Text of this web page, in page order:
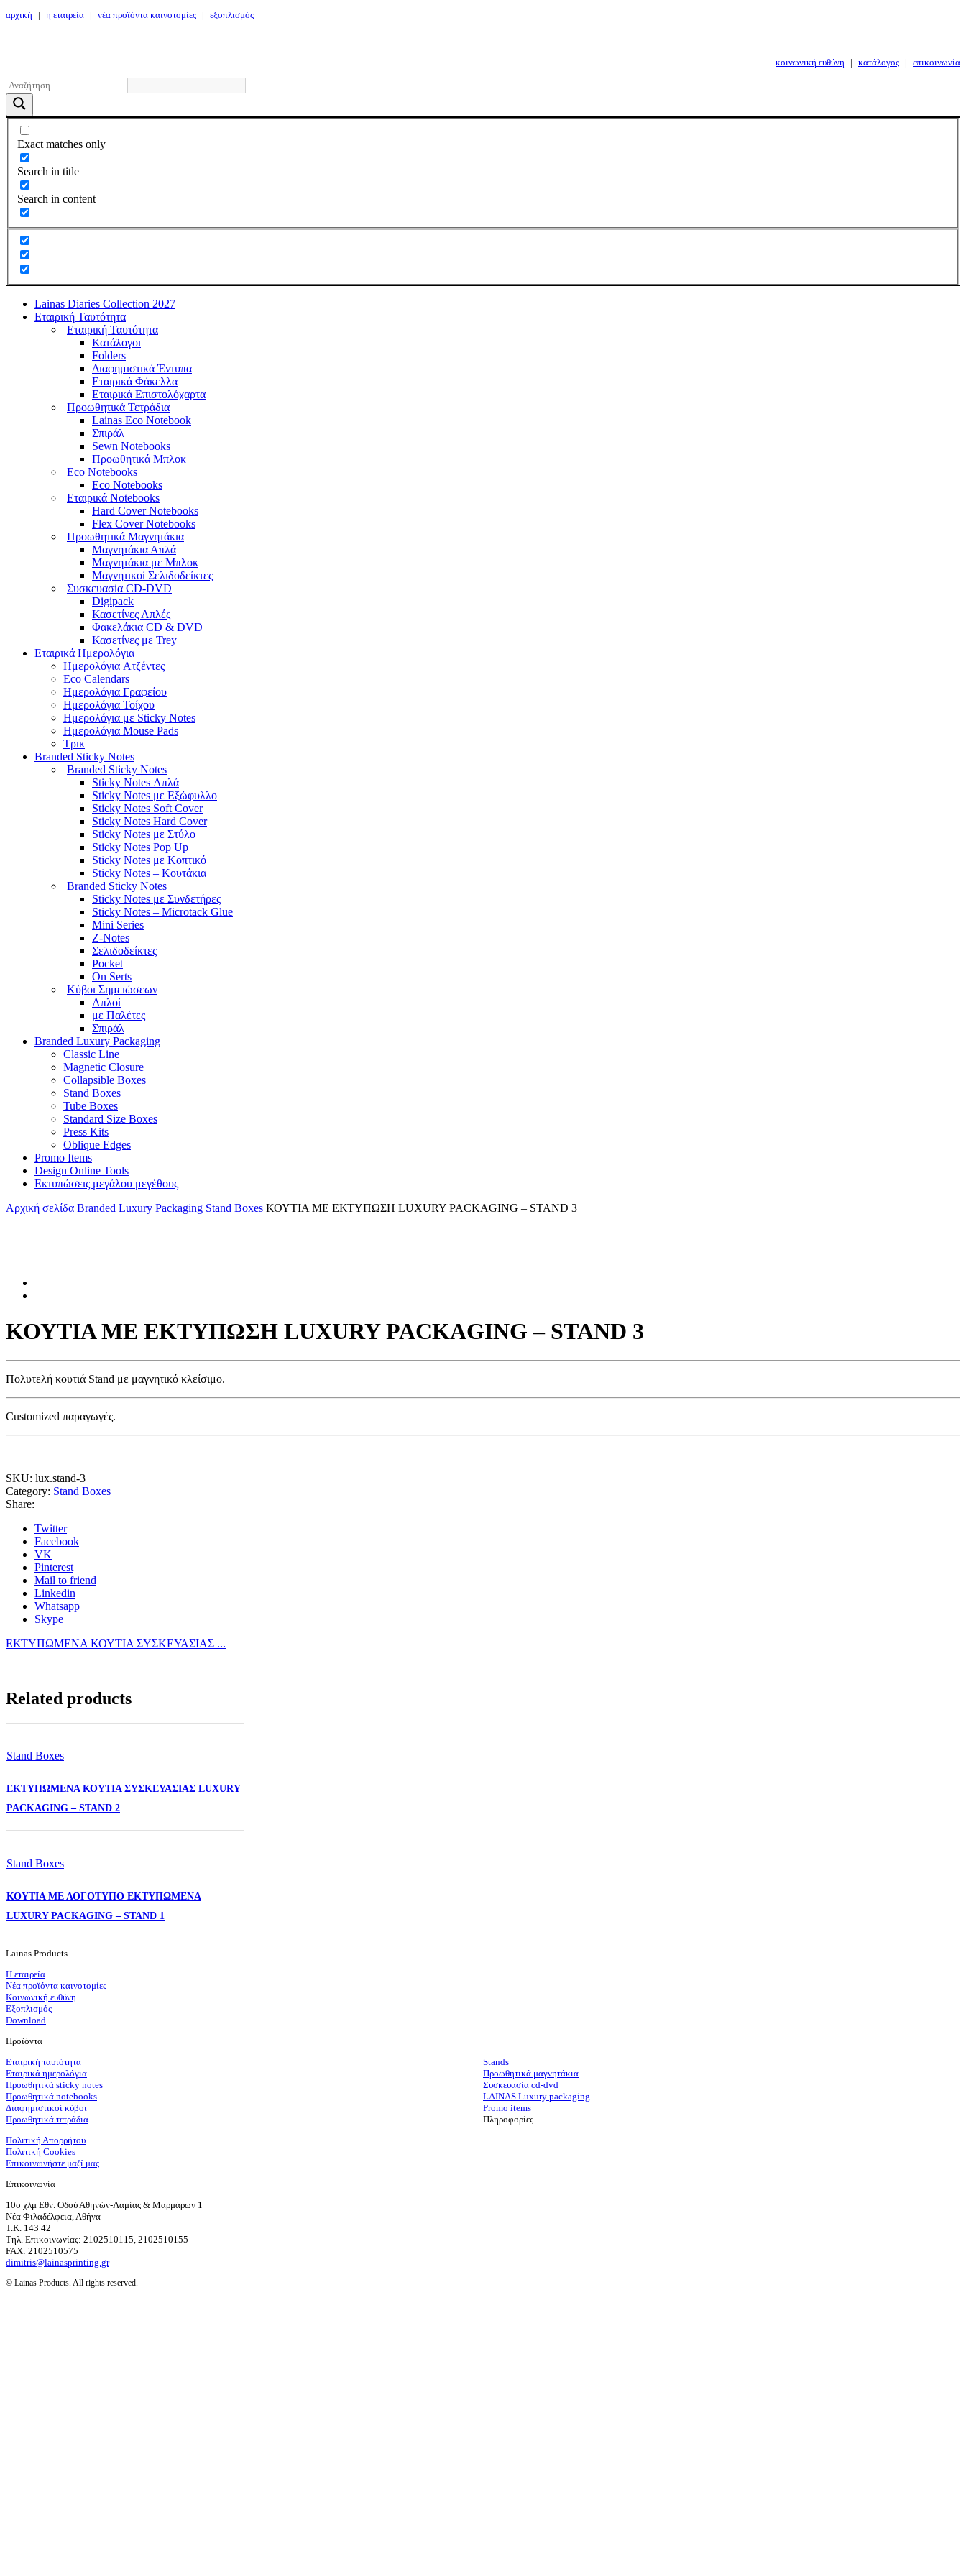
αρχική | η εταιρεία | νέα προϊόντα καινοτομίες | εξοπλισμός
κοινωνική ευθύνη | κατάλογος | επικοινωνία
Exact matches only
Search in title
Search in content
Lainas Diaries Collection 2027
Εταιρική Ταυτότητα
Εταιρική Ταυτότητα
Κατάλογοι
Folders
Διαφημιστικά Έντυπα
Εταιρικά Φάκελλα
Εταιρικά Επιστολόχαρτα
Προωθητικά Τετράδια
Lainas Eco Νotebook
Σπιράλ
Sewn Notebooks
Προωθητικά Μπλοκ
Eco Notebooks
Eco Notebooks
Εταιρικά Notebooks
Hard Cover Notebooks
Flex Cover Notebooks
Προωθητικά Μαγνητάκια
Μαγνητάκια Απλά
Μαγνητάκια με Μπλοκ
Μαγνητικοί Σελιδοδείκτες
Συσκευασία CD-DVD
Digipack
Κασετίνες Απλές
Φακελάκια CD & DVD
Κασετίνες με Trey
Εταιρικά Ημερολόγια
Hμερολόγια Aτζέντες
Eco Calendars
Ημερολόγια Γραφείου
Ημερολόγια Τοίχου
Ημερολόγια με Sticky Notes
Ημερολόγια Mouse Pads
Τρικ
Branded Sticky Notes
Branded Sticky Notes
Sticky Notes Απλά
Sticky Notes με Εξώφυλλο
Sticky Notes Soft Cover
Sticky Notes Hard Cover
Sticky Notes με Στύλο
Sticky Notes Pop Up
Sticky Notes με Κοπτικό
Sticky Notes – Κουτάκια
Branded Sticky Notes
Sticky Notes με Συνδετήρες
Sticky Notes – Microtack Glue
Mini Series
Z-Notes
Σελιδοδείκτες
Pocket
On Serts
Κύβοι Σημειώσεων
Απλοί
με Παλέτες
Σπιράλ
Branded Luxury Packaging
Classic Line
Magnetic Closure
Collapsible Boxes
Stand Boxes
Tube Boxes
Standard Size Boxes
Press Kits
Oblique Edges
Promo Items
Design Online Tools
Εκτυπώσεις μεγάλου μεγέθους
Αρχική σελίδα Branded Luxury Packaging Stand Boxes ΚΟΥΤΙΑ ΜΕ ΕΚΤΥΠΩΣΗ LUXURY PACKAGING – STAND 3
ΚΟΥΤΙΑ ΜΕ ΕΚΤΥΠΩΣΗ LUXURY PACKAGING – STAND 3
Πολυτελή κουτιά Stand με μαγνητικό κλείσιμο.
Customized παραγωγές.
SKU: lux.stand-3
Category: Stand Boxes
Share:
Twitter
Facebook
VK
Pinterest
Mail to friend
Linkedin
Whatsapp
Skype
ΕΚΤΥΠΩΜΕΝΑ ΚΟΥΤΙΑ ΣΥΣΚΕΥΑΣΙΑΣ ...
Related products
Stand Boxes
ΕΚΤΥΠΩΜΕΝΑ ΚΟΥΤΙΑ ΣΥΣΚΕΥΑΣΙΑΣ LUXURY
PACKAGING – STAND 2
Stand Boxes
ΚΟΥΤΙΑ ΜΕ ΛΟΓΟΤΥΠΟ ΕΚΤΥΠΩΜΕΝΑ
LUXURY PACKAGING – STAND 1
Lainas Products
Η εταιρεία
Νέα προϊόντα καινοτομίες
Κοινωνική ευθύνη
Εξοπλισμός
Download
Προϊόντα
Εταιρική ταυτότητα
Εταιρικά ημερολόγια
Προωθητικά sticky notes
Προωθητικά notebooks
Διαφημιστικοί κύβοι
Προωθητικά τετράδια
Stands
Προωθητικά μαγνητάκια
Συσκευασία cd-dvd
LAINAS Luxury packaging
Promo items
Πληροφορίες
Πολιτική Απορρήτου
Πολιτική Cookies
Επικοινωνήστε μαζί μας
Επικοινωνία
10ο χλμ Εθν. Οδού Αθηνών-Λαμίας & Μαρμάρων 1
Νέα Φιλαδέλφεια, Αθήνα
T.K. 143 42
Τηλ. Επικοινωνίας: 2102510115, 2102510155
FAX: 2102510575
dimitris@lainasprinting.gr
© Lainas Products. All rights reserved.